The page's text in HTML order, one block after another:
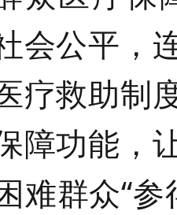
会公平，
疗救助制
障功能，
难群众“参